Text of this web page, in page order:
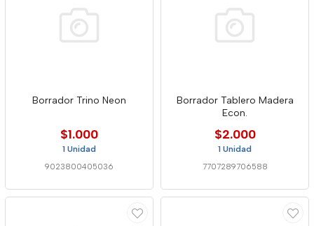
Borrador Trino Neon
$1.000
1 Unidad
9023800405036
Borrador Tablero Madera
Econ.
$2.000
1 Unidad
7707289706588